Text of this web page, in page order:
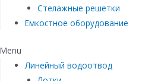
Стелажные решетки
Емкостное оборудование
Menu
Линейный водоотвод